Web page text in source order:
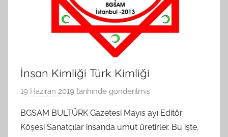
İnsan Kimliği Türk Kimliği
19 Haziran 2019 tarihinde gönderilmiş
S
A
BGSAM BULTÜRK Gazetesi Mayıs ayı Editör
Köşesi Sanatçılar insanda umut üretirler. Bu işte,